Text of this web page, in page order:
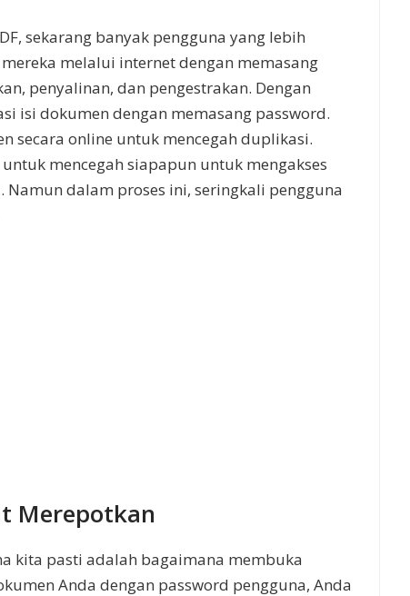
sekarang banyak pengguna yang lebih
melalui internet dengan memasang
penyalinan, dan pengestrakan. Dengan
isi dokumen dengan memasang password.
secara online untuk mencegah duplikasi.
mencegah siapapun untuk mengakses
dalam proses ini, seringkali pengguna
Merepotkan
kita pasti adalah bagaimana membuka
Anda dengan password pengguna, Anda